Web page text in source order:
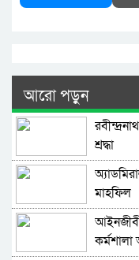
আরো পড়ুন
শ্রদ্ধা
মাহফিল